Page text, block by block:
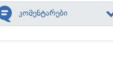
კომენტარები